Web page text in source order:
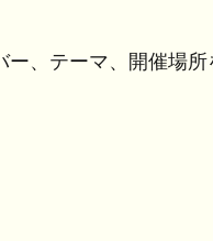
ー、テーマ、開催場